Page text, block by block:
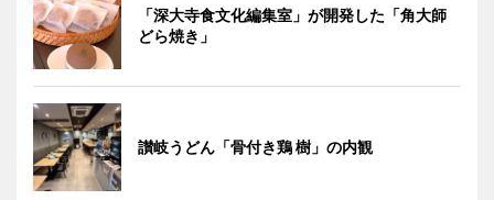
「深大寺食文化編集室」が開発した「角大師
どら焼き」
讃岐うどん「骨付き鶏 樹」の内観